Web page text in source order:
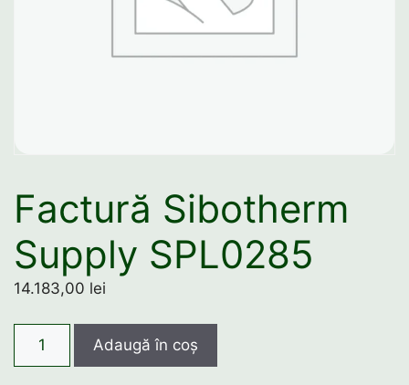
Factură Sibotherm
Supply SPL0285
14.183,00 lei
Factură
Adaugă în coș